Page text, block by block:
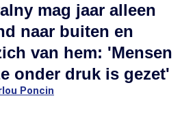
mag jaar alleen
naar buiten en
van hem: 'Mensen
onder druk is gezet'
Poncin